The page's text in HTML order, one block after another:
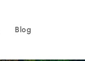
Blog